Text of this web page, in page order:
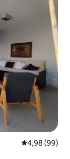
Évaluation
4,98 (99)